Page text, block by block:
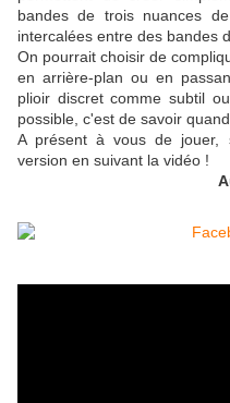
bandes de trois nuances
intercalées entre des bandes
On pourrait choisir de
en arrière-plan ou en
plioir discret comme subtil
possible, c'est de savoir
A présent à vous de jouer,
version en suivant la vidéo !